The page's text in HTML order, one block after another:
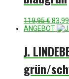
119,95€
Preis
83,99
ANGEBOT
J.
grün/